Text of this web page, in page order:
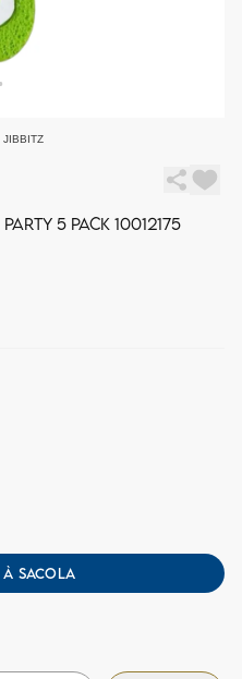
JIBBITZ
5 PACK 10012175
SACOLA